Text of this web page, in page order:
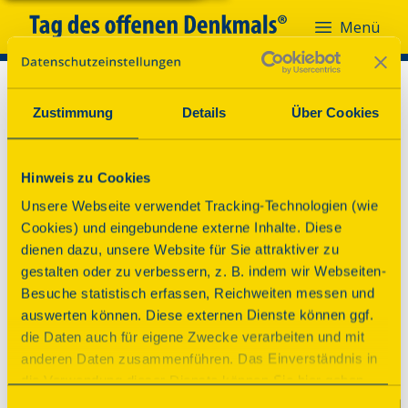
Zustimmung Details Über Cookies
Hinweis zu Cookies
Unsere Webseite verwendet Tracking-Technologien (wie
Cookies) und eingebundene externe Inhalte. Diese
dienen dazu, unsere Website für Sie attraktiver zu
gestalten oder zu verbessern, z. B. indem wir Webseiten-
Besuche statistisch erfassen, Reichweiten messen und
auswerten können. Diese externen Dienste können ggf.
die Daten auch für eigene Zwecke verarbeiten und mit
anderen Daten zusammenführen. Das Einverständnis in
die Verwendung dieser Dienste können Sie hier geben.
Menü